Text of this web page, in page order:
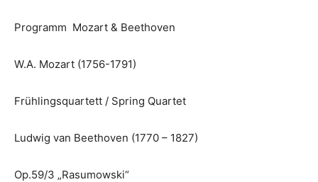
Programm Mozart & Beethoven
W.A. Mozart (1756-1791)
Frühlingsquartett / Spring Quartet
Ludwig van Beethoven (1770 – 1827)
Op.59/3 „Rasumowski“